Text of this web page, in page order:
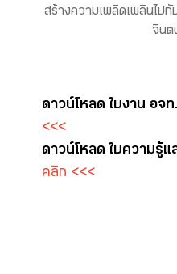
สร้างความเพลิดเพลินไปกั
จินต
ดาวน์โหลด ใบงาน อจท
<<<
ดาวน์โหลด ใบความรู้แ
คลิก <<<